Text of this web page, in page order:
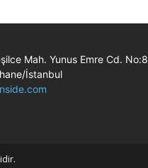
Mah. Yunus Emre Cd. No:8
İstanbul